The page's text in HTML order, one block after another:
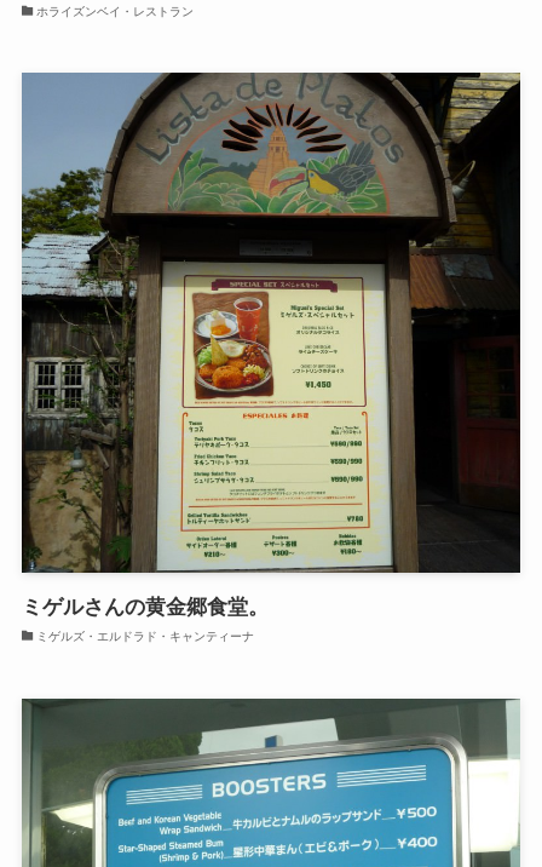
ホライズンベイ・レストラン
ミゲルさんの黄金郷食堂。
ミゲルズ・エルドラド・キャンティーナ